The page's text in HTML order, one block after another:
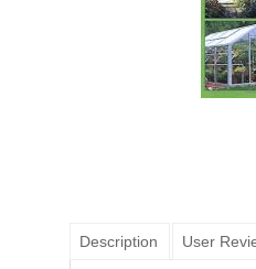
Description User